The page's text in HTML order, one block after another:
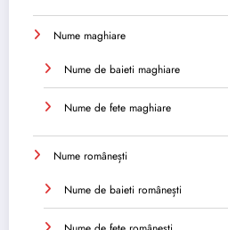
Nume maghiare
Nume de baieti maghiare
Nume de fete maghiare
Nume românești
Nume de baieti românești